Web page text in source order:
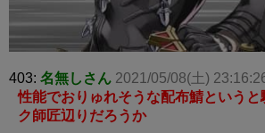
403: 名無しさん 2021/05/08(土)
性能でおりゅれそうな配布鯖という
ク師匠辺りだろうか